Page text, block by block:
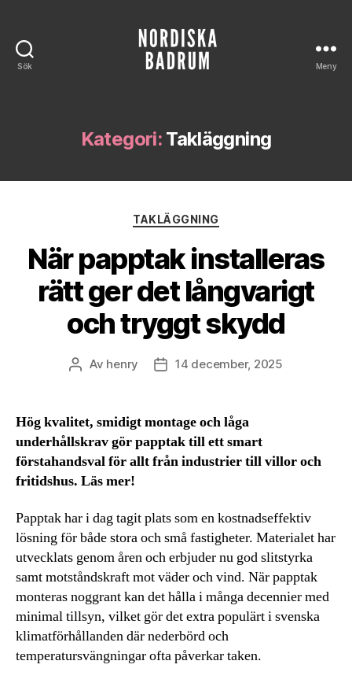
Sök Meny
Kategori: Takläggning
Kategorier
TAKLÄGGNING
När papptak installeras
rätt ger det långvarigt
och tryggt skydd
Inläggsförfattare
Av henry Inläggsdatum
14 december, 2025
Hög kvalitet, smidigt montage och låga
underhållskrav gör papptak till ett smart
förstahandsval för allt från industrier till villor och
fritidshus. Läs mer!
Papptak har i dag tagit plats som en kostnadseffektiv
lösning för både stora och små fastigheter. Materialet har
utvecklats genom åren och erbjuder nu god slitstyrka
samt motståndskraft mot väder och vind. När papptak
monteras noggrant kan det hålla i många decennier med
minimal tillsyn, vilket gör det extra populärt i svenska
klimatförhållanden där nederbörd och
temperatursvängningar ofta påverkar taken.